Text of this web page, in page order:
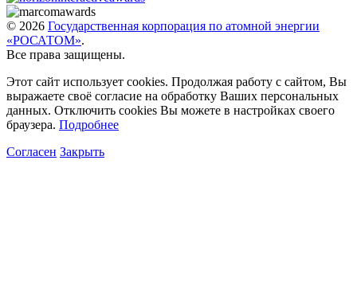
© 2026 Государственная корпорация по атомной энергии
«РОСАТОМ».
Все права защищены.
Этот сайт использует cookies. Продолжая работу с сайтом, Вы
выражаете своё согласие на обработку Ваших персональных
данных. Отключить cookies Вы можете в настройках своего
браузера. Подробнее
Согласен Закрыть